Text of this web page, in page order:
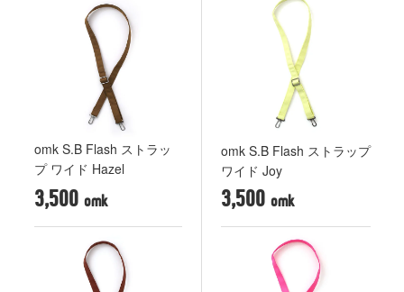
omk S.B Flash ストラッ
プ ワイド Hazel
3,500
omk S.B Flash ストラップ
ワイド Joy
3,500